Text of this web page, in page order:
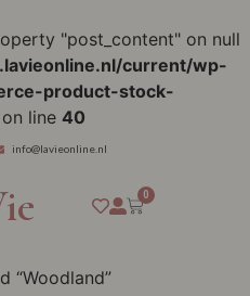
"post_content" on null
current/wp-
product-stock-
on line 40
info@lavieonline.nl
0
“Woodland”